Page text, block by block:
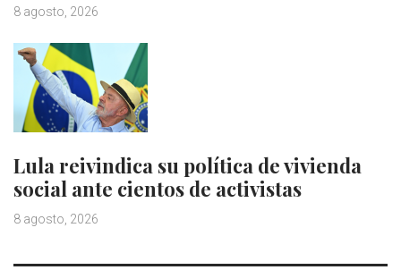
8 agosto, 2026
Lula reivindica su política de vivienda
social ante cientos de activistas
8 agosto, 2026